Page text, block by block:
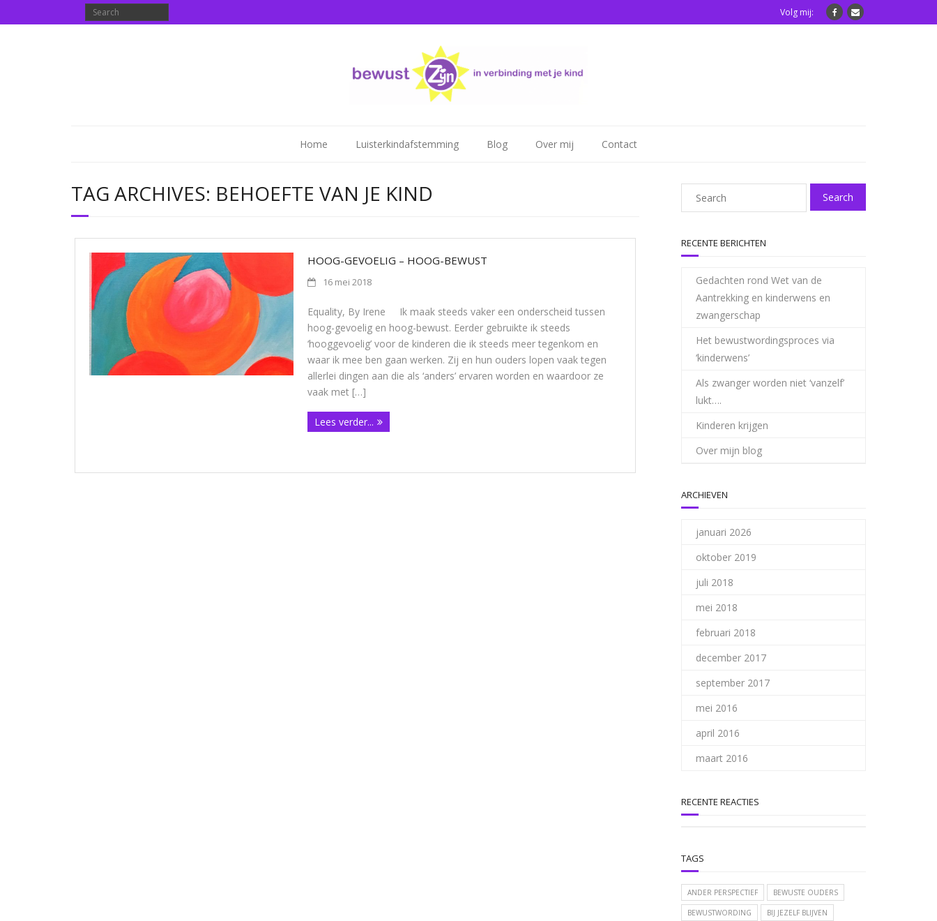
Volg mij:
Home Luisterkindafstemming Blog Over mij Contact
TAG ARCHIVES: BEHOEFTE VAN JE KIND
HOOG-GEVOELIG – HOOG-BEWUST
16 mei 2018
Equality, By Irene Ik maak steeds vaker een onderscheid tussen
hoog-gevoelig en hoog-bewust. Eerder gebruikte ik steeds
‘hooggevoelig’ voor de kinderen die ik steeds meer tegenkom en
waar ik mee ben gaan werken. Zij en hun ouders lopen vaak tegen
allerlei dingen aan die als ‘anders’ ervaren worden en waardoor ze
vaak met […]
Lees verder...
RECENTE BERICHTEN
Gedachten rond Wet van de
Aantrekking en kinderwens en
zwangerschap
Het bewustwordingsproces via
‘kinderwens’
Als zwanger worden niet ‘vanzelf’
lukt….
Kinderen krijgen
Over mijn blog
ARCHIEVEN
januari 2026
oktober 2019
juli 2018
mei 2018
februari 2018
december 2017
september 2017
mei 2016
april 2016
maart 2016
RECENTE REACTIES
TAGS
ANDER PERSPECTIEF BEWUSTE OUDERS
BEWUSTWORDING BIJ JEZELF BLIJVEN